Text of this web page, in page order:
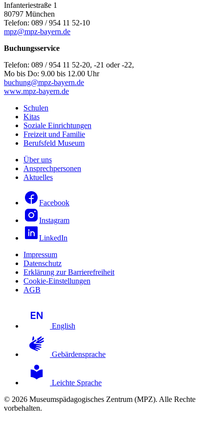
Infanteriestraße 1
80797 München
Telefon: 089 / 954 11 52-10
mpz@mpz-bayern.de
Buchungsservice
Telefon: 089 / 954 11 52-20, -21 oder -22,
Mo bis Do: 9.00 bis 12.00 Uhr
buchung@mpz-bayern.de
www.mpz-bayern.de
Schulen
Kitas
Soziale Einrichtungen
Freizeit und Familie
Berufsfeld Museum
Über uns
Ansprechpersonen
Aktuelles
Facebook
Instagram
LinkedIn
Impressum
Datenschutz
Erklärung zur Barrierefreiheit
Cookie-Einstellungen
AGB
English
Gebärdensprache
Leichte Sprache
© 2026 Museumspädagogisches Zentrum (MPZ). Alle Rechte
vorbehalten.